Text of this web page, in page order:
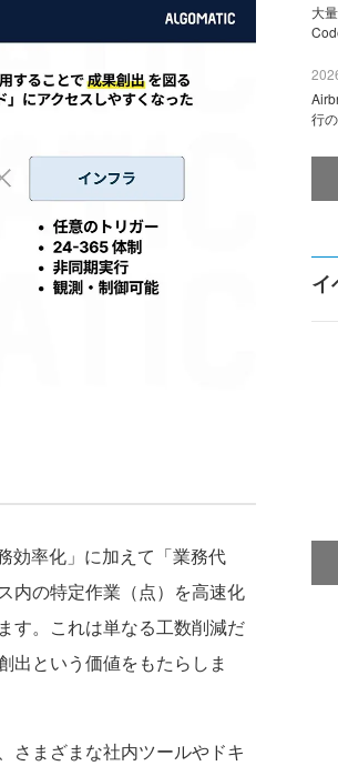
効率化」に加えて「業務代
内の特定作業（点）を高速化
す。これは単なる工数削減だ
出という価値をもたらしま
さまざまな社内ツールやドキ
大
行
イ